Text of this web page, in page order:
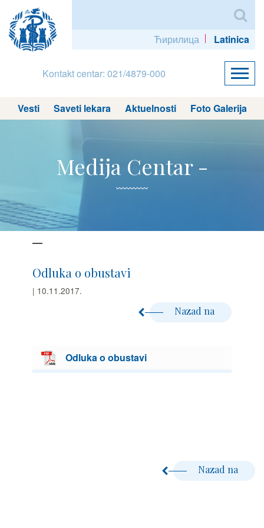
Ћирилица Latinica
Kontakt centar: 021/4879-000
Vesti Saveti lekara Aktuelnosti Foto Galerija
Medija Centar -
Odluka o obustavi
| 10.11.2017.
Nazad na
Odluka o obustavi
Nazad na